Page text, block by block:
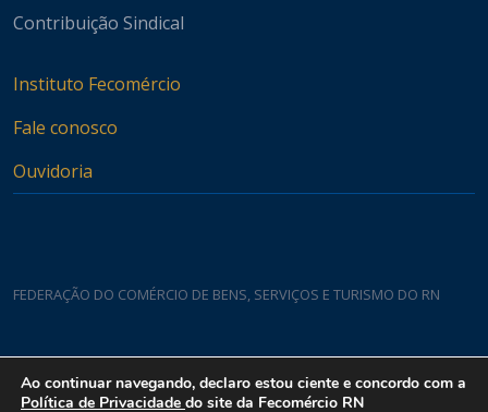
Contribuição Sindical
Instituto Fecomércio
Fale conosco
Ouvidoria
FEDERAÇÃO DO COMÉRCIO DE BENS, SERVIÇOS E TURISMO DO RN
Rua Padre João Damasceno, 1935 - Lagoa Nova CEP 59075-760
Ao continuar navegando, declaro estou ciente e concordo com a
Política de Privacidade do site da Fecomércio RN